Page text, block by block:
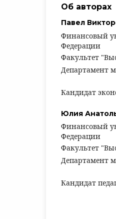
Об авторах
Павел
Финансовый
Федерации
Факультет
Департамент
Кандидат
Юлия
Финансовый
Федерации
Факультет
Департамент
Кандидат